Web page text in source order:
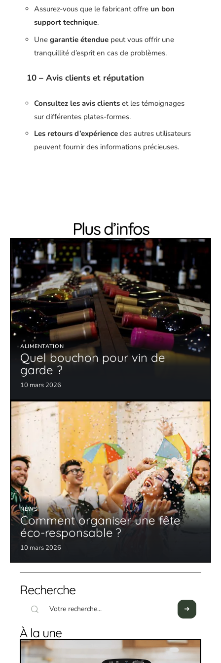
Assurez-vous que le fabricant offre un bon
support technique.
Une garantie étendue peut vous offrir une
tranquillité d’esprit en cas de problèmes.
10 – Avis clients et réputation
Consultez les avis clients et les témoignages
sur différentes plates-formes.
Les retours d’expérience des autres utilisateurs
peuvent fournir des informations précieuses.
Plus d’infos
ALIMENTATION
Quel bouchon pour vin de
garde ?
10 mars 2026
NEWS
Comment organiser une fête
éco-responsable ?
10 mars 2026
Recherche
À la une